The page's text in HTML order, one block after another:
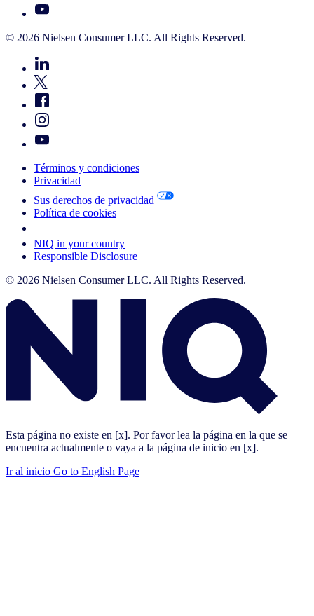
© 2026 Nielsen Consumer LLC. All Rights Reserved.
Términos y condiciones
Privacidad
Sus derechos de privacidad
Política de cookies
NIQ in your country
Responsible Disclosure
© 2026 Nielsen Consumer LLC. All Rights Reserved.
Esta página no existe en [x]. Por favor lea la página en la que se
encuentra actualmente o vaya a la página de inicio en [x].
Ir al inicio Go to English Page